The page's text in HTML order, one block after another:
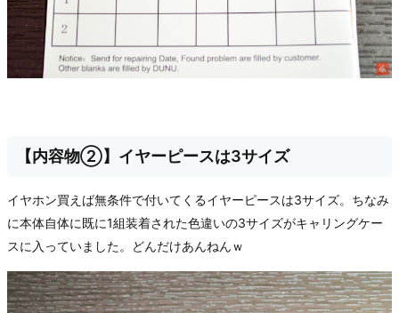
【内容物②】イヤーピースは3サイズ
イヤホン買えば無条件で付いてくるイヤーピースは3サイズ。ちなみ
に本体自体に既に1組装着された色違いの3サイズがキャリングケー
スに入っていました。どんだけあんねんｗ